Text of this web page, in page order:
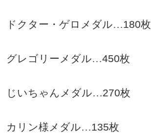
ドクター・ゲロメダル…180枚
グレゴリーメダル…450枚
じいちゃんメダル…270枚
カリン様メダル…135枚